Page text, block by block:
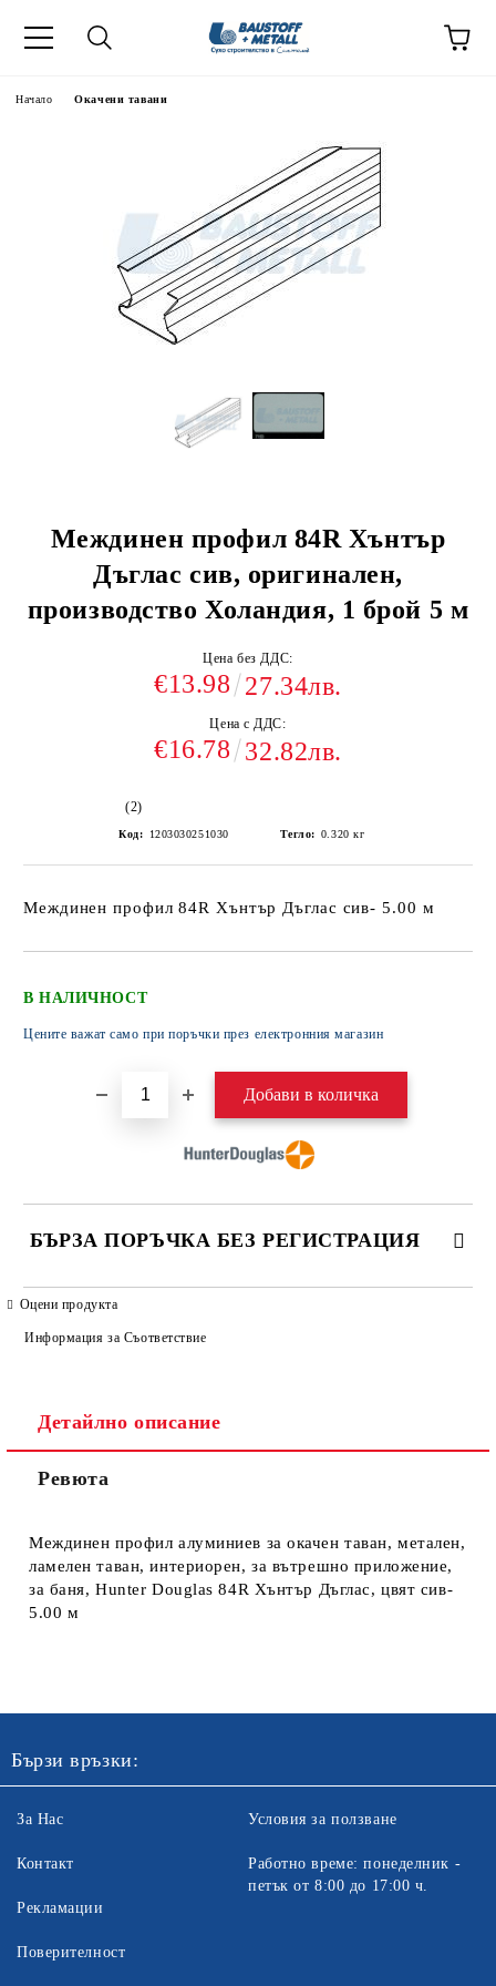
Начало Окачени тавани
Междинен профил 84R Хънтър
Дъглас сив, оригинален,
производство Холандия, 1 брой 5 м
Цена без ДДС:
€13.98 27.34лв.
Цена с ДДС:
€16.78 32.82лв.
(2)
Код: 1203030251030 Тегло: 0.320 кг
Междинен профил 84R Хънтър Дъглас сив- 5.00 м
В НАЛИЧНОСТ
Цените важат само при поръчки през електронния магазин
БЪРЗА ПОРЪЧКА БЕЗ РЕГИСТРАЦИЯ
Оцени продукта
Информация за Съответствие
Детайлно описание
Ревюта
Междинен профил алуминиев за окачен таван, метален,
ламелен таван, интериорен, за вътрешно приложение,
за баня, Hunter Douglas 84R Хънтър Дъглас, цвят сив-
5.00 м
Бързи връзки:
За Нас
Контакт
Рекламации
Поверителност
Условия за ползване
Работно време: понеделник -
петък от 8:00 до 17:00 ч.